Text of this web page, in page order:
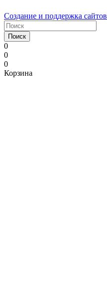
Создание и поддержка сайтов
Поиск
0
0
0
Корзина